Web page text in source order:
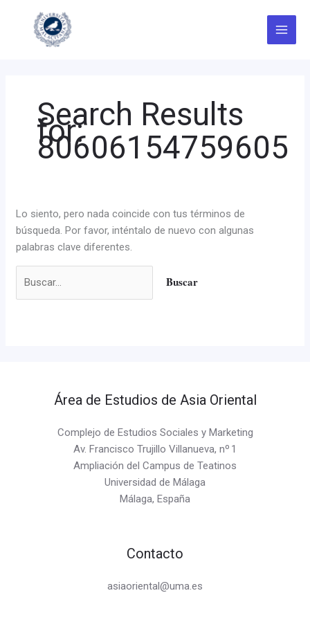
contenido
Search Results
for:
80606154759605
Lo siento, pero nada coincide con tus términos de
búsqueda. Por favor, inténtalo de nuevo con algunas
palabras clave diferentes.
Área de Estudios de Asia Oriental
Complejo de Estudios Sociales y Marketing
Av. Francisco Trujillo Villanueva, nº 1
Ampliación del Campus de Teatinos
Universidad de Málaga
Málaga, España
Contacto
asiaoriental@uma.es